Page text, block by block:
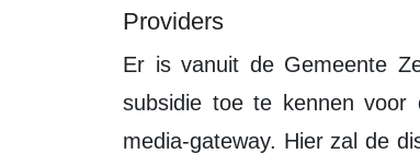
Providers
Er is vanuit de Gemeente Zeewolde voor gekozen om de LOZ éénmalig een
subsidie toe te kennen voor
media-gateway. Hier zal de